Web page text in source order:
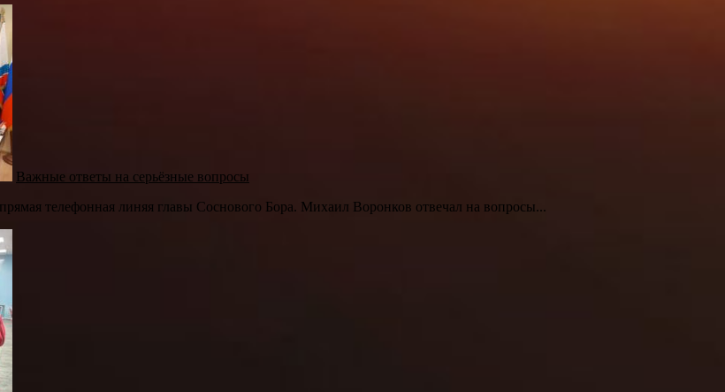
Важные ответы на серьёзные вопросы
прямая телефонная линяя главы Соснового Бора. Михаил Воронков отвечал на вопросы...